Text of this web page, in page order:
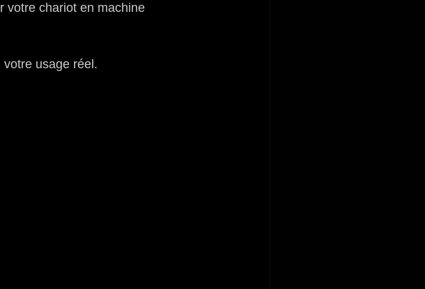
votre chariot en machine
usage réel.